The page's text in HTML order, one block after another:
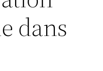
dans